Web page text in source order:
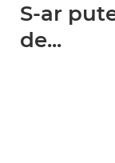
S-ar
de...